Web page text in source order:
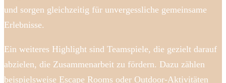
und sorgen gleichzeitig für unvergessliche gemeinsame
Erlebnisse.
Ein weiteres Highlight sind Teamspiele, die gezielt darauf
abzielen, die Zusammenarbeit zu fördern. Dazu zählen
beispielsweise Escape Rooms oder Outdoor-Aktivitäten